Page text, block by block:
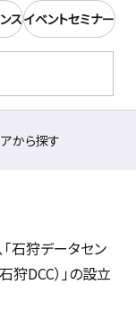
スイベントセミナー
から探す
「石狩データセン
狩DCC）」の設立